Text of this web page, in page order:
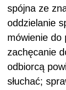
spójna ze
oddzielanie
mówienie do
zachęcanie
odbiorcą
słuchać;